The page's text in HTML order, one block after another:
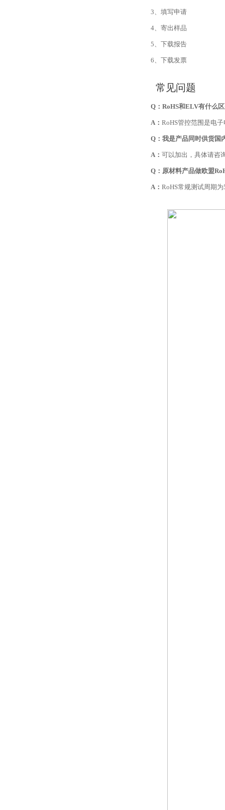
3、填写申请
4、寄出样品
5、下载报告
6、下载发票
常见问题
Q：RoHS和ELV有什么
A： RoHS管控范围是电
Q：我是产品同时供货国
A： 可以加出，具体请咨
Q：原材料产品做欧盟
A： RoHS常规测试周期